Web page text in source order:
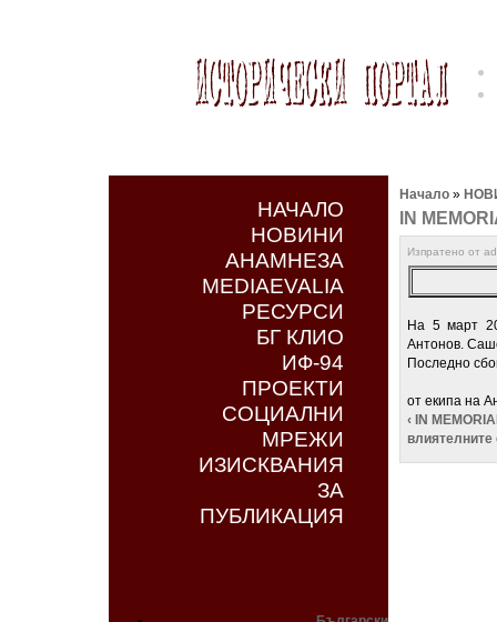
НАЧАЛО
НОВИНИ
АНАМНЕЗА
MEDIAEVALIA
РЕСУРСИ
БГ КЛИО
ИФ-94
ПРОЕКТИ
СОЦИАЛНИ
МРЕЖИ
ИЗИСКВАНИЯ
ЗА
ПУБЛИКАЦИЯ
Начало »
IN
Изпратено от
На 5 март
Антонов.
Последно
от екипа на
‹ IN
влиятелните